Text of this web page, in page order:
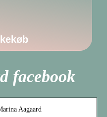
facebook
Aagaard